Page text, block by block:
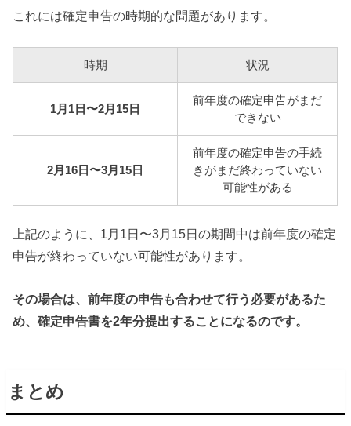
これには確定申告の時期的な問題があります。
時期 状況
1月1日〜2月15日
前年度の確定申告がまだ
できない
2月16日〜3月15日
前年度の確定申告の手続
きがまだ終わっていない
可能性がある
上記のように、 1月1日〜3月15日の期間中は前年度の確定
申告が終わっていない可能性があります。
その場合は、前年度の申告も合わせて行う必要があるた
め、確定申告書を2年分提出することになるのです。
まとめ